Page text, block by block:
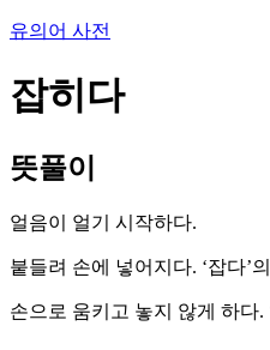
유의어 사전
잡히다
뜻풀이
얼음이 얼기 시작하다.
붙들려 손에 넣어지다. ‘잡다’
손으로 움키고 놓지 않게 하다.